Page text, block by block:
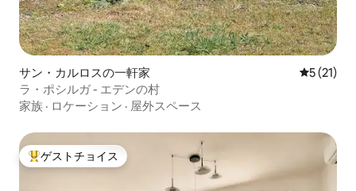
サン・カルロスの一軒家 レビュー
5 (21)
ラ・ポシルガ - エデンの村
家族 · ロケーション · 屋外スペース
大好評のゲストチョイスです。
ゲストチョイス